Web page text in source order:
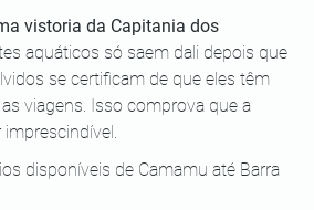
vistoria da Capitania dos
aquáticos só saem dali depois que
se certificam de que eles têm
viagens. Isso comprova que a
disponíveis de Camamu até Barra